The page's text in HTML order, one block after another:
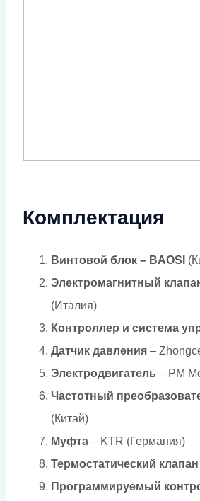
Комплектация
Винтовой блок – BAOSI
Электромагнитный
(Италия)
Контроллер и система
Датчик давления –
Электродвигатель – PM
Частотный
(Китай)
Муфта – KTR (Германия)
Термостатический клапан
Программируемый